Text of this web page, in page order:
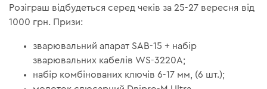
Розіграш відбудеться серед чеків за 25-27 вересня від
1000 грн. Призи:
зварювальний апарат SAB-15 + набір
зварювальних кабелів WS-3220A;
набір комбінованих ключів 6-17 мм, (6 шт.);